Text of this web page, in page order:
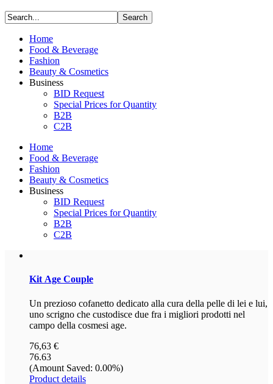
Home
Food & Beverage
Fashion
Beauty & Cosmetics
Business
BID Request
Special Prices for Quantity
B2B
C2B
Home
Food & Beverage
Fashion
Beauty & Cosmetics
Business
BID Request
Special Prices for Quantity
B2B
C2B
Kit Age Couple
Un prezioso cofanetto dedicato alla cura della pelle di lei e lui,
uno scrigno che custodisce due fra i migliori prodotti nel
campo della cosmesi age.
76,63 €
76.63
(Amount Saved: 0.00%)
Product details